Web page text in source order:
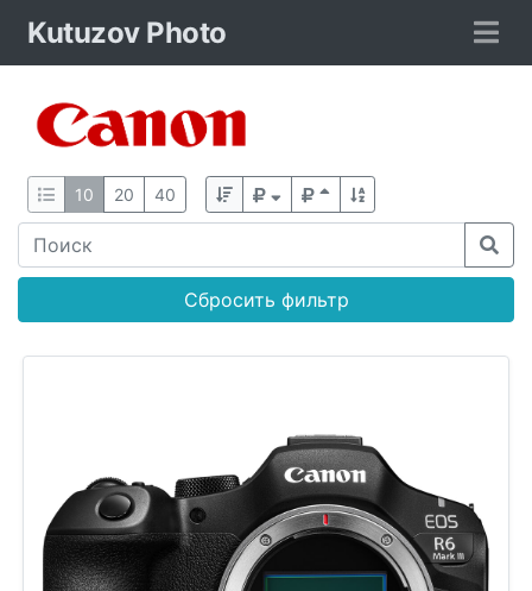
Kutuzov Photo
10 20 40
Сбросить фильтр